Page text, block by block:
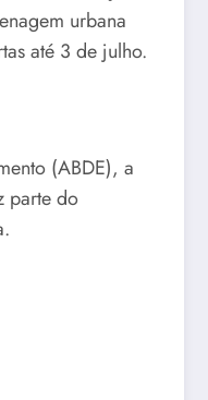
urbana
até 3 de julho.
(ABDE), a
parte do